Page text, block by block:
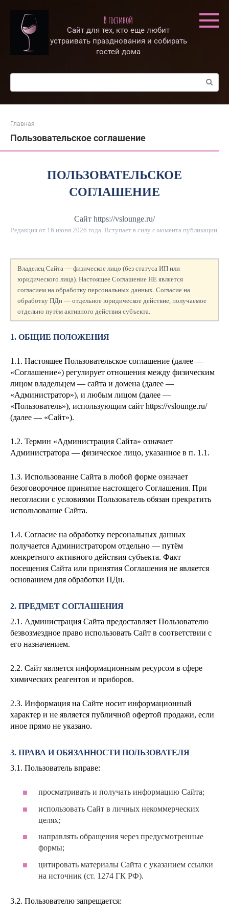
контенту
В гостиной
Сайт для тех, кто еще любит
устраивать празднования и собирать
гостей дома
Поиск:
Главная
Пользовательское соглашение
ПОЛЬЗОВАТЕЛЬСКОЕ
СОГЛАШЕНИЕ
Сайт https://vslounge.ru/
Редакция от 16 июня 2026 года . Вступает в силу с момента публикации.
Владелец Сайта — физическое лицо (без статуса ИП или
юридического лица). Настоящее Соглашение НЕ является
согласием на обработку персональных данных. Согласие на
обработку ПДн — отдельное юридическое действие, получаемое
отдельно путём активного действия субъекта.
1. ОБЩИЕ ПОЛОЖЕНИЯ
1.1. Настоящее Пользовательское соглашение (далее —
«Соглашение») регулирует отношения между физическим
лицом владельцем — сайта и домена (далее —
«Администратор»), и любым лицом (далее —
«Пользователь»), использующим сайт https://vslounge.ru/
(далее — «Сайт»).
1.2. Термин «Администрация Сайта» означает
Администратора — физическое лицо, указанное в п. 1.1.
1.3. Использование Сайта в любой форме означает
безоговорочное принятие настоящего Соглашения. При
несогласии с условиями Пользователь обязан прекратить
использование Сайта.
1.4. Согласие на обработку персональных данных
получается Администратором отдельно — путём
конкретного активного действия субъекта. Факт
посещения Сайта или принятия Соглашения не является
основанием для обработки ПДн.
2. ПРЕДМЕТ СОГЛАШЕНИЯ
2.1. Администрация Сайта предоставляет Пользователю
безвозмездное право использовать Сайт в соответствии с
его назначением.
2.2. Сайт является информационным ресурсом в сфере
химических реагентов и приборов.
2.3. Информация на Сайте носит информационный
характер и не является публичной офертой продажи, если
иное прямо не указано.
3. ПРАВА И ОБЯЗАННОСТИ ПОЛЬЗОВАТЕЛЯ
3.1. Пользователь вправе:
просматривать и получать информацию Сайта;
использовать Сайт в личных некоммерческих
целях;
направлять обращения через предусмотренные
формы;
цитировать материалы Сайта с указанием ссылки
на источник (ст. 1274 ГК РФ).
3.2. Пользователю запрещается: